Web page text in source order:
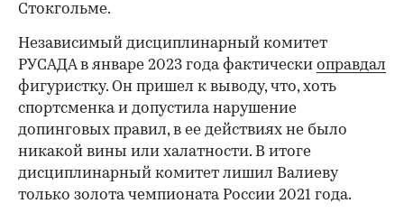
Стокгольме.
Независимый дисциплинарный комитет
РУСАДА в январе 2023 года фактически оправдал
фигуристку. Он пришел к выводу, что, хоть
спортсменка и допустила нарушение
допинговых правил, в ее действиях не было
никакой вины или халатности. В итоге
дисциплинарный комитет лишил Валиеву
только золота чемпионата России 2021 года.